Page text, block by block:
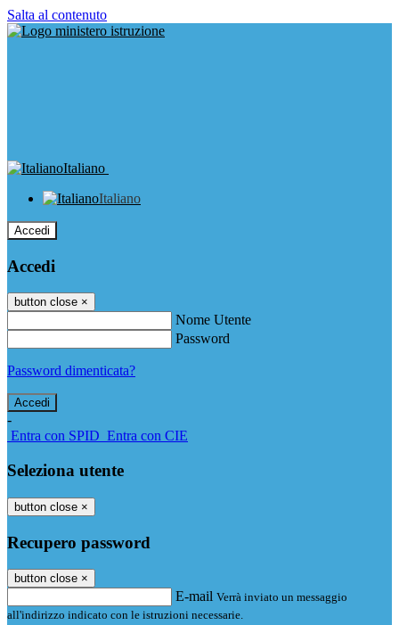
Salta al contenuto
Italiano
Italiano
Accedi
Accedi
button close ×
Nome Utente
Password
Password dimenticata?
-
Entra con SPID Entra con CIE
Seleziona utente
button close ×
Recupero password
button close ×
E-mail Verrà inviato un messaggio
all'indirizzo indicato con le istruzioni necessarie.